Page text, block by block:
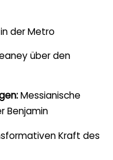
der Metro
über den
Messianische
Benjamin
Kraft des